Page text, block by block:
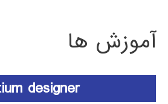
آموزش ها
designer